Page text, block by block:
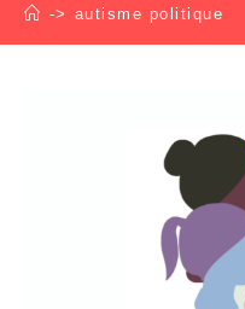
-> autisme politique